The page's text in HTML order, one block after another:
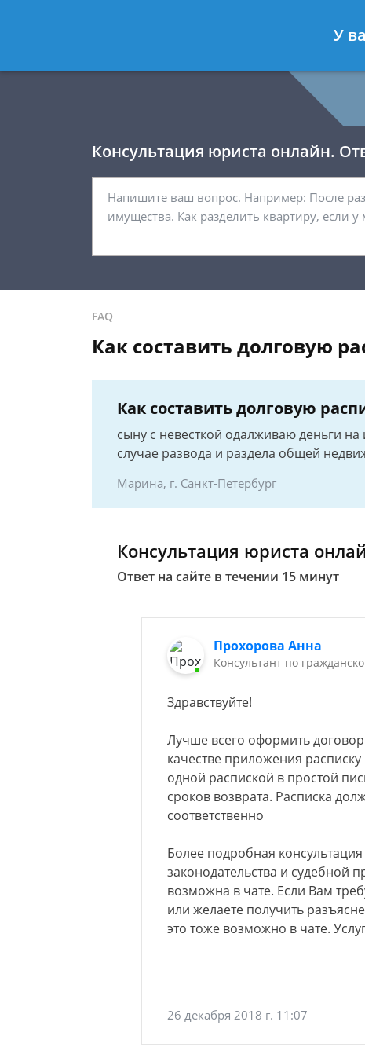
- Юрист по
Консультация юриста онлайн.
FAQ
Как составить долговую
Как составить долговую
сыну с невесткой одалживаю деньги
случае развода и раздела общей
Марина, г. Санкт-Петербург
Консультация юриста
Ответ на сайте в течении 15 минут
Прохорова Анна
Консультант по
Здравствуйте!
Лучше всего оформить
качестве приложения
одной распиской в простой
сроков возврата. Расписка
соответственно
Более подробная
законодательства и судебной
возможна в чате. Если Вам
или желаете получить
это тоже возможно в чате.
26 декабря 2018 г. 11:07
У